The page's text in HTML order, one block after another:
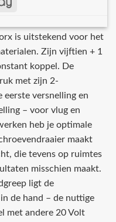
is uitstekend voor het
Zijn vijftien + 1
koppel. De
met zijn 2-
eerste versnelling en
– voor vlug en
heb je optimale
maakt
die tevens op ruimtes
misschien maakt.
ligt de
de hand – de nuttige
met andere 20 Volt